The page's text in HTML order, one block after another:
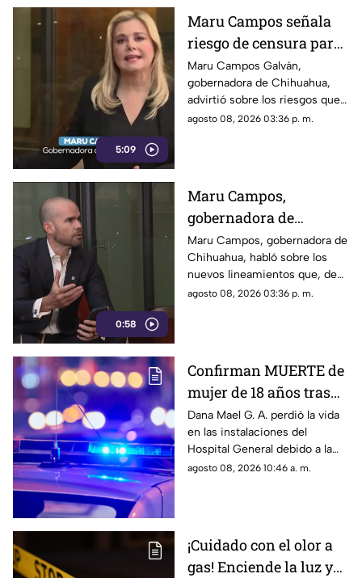
5:09
Maru Campos señala
riesgo de censura para
medios y periodistas
ante nuevos
lineamientos de
audiencias
Maru Campos Galván,
gobernadora de Chihuahua,
advirtió sobre los riesgos que
podrían representar los nuevos
utilizarse para sancionar a
medios y periodistas críticos.
agosto 08, 2026 03:36 p. m.
0:58
Maru Campos,
gobernadora de
Chihuahua, advierte
riesgo para la libertad
de expresión
Maru Campos, gobernadora de
Chihuahua, habló sobre los
nuevos lineamientos que, de
acuerdo con su postura,
Gobierno Federal.
agosto 08, 2026 03:36 p. m.
Confirman MUERTE de
mujer de 18 años tras
ser atropellada en
Ciudad Juárez
Dana Mael G. A. perdió la vida
en las instalaciones del
Hospital General debido a la
gravedad de las lesiones
agosto 08, 2026 10:46 a. m.
¡Cuidado con el olor a
gas! Enciende la luz y